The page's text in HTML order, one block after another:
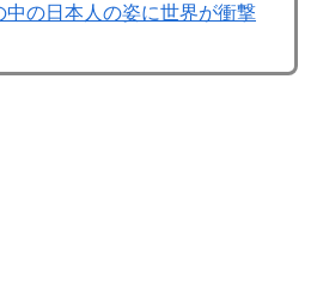
中の日本人の姿に世界が衝撃